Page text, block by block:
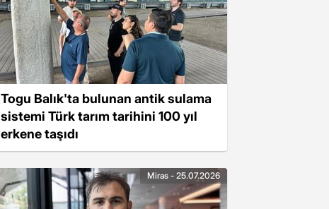
Togu Balık'ta bulunan antik sulama
sistemi Türk tarım tarihini 100 yıl
erkene taşıdı
Miras - 25.07.2026